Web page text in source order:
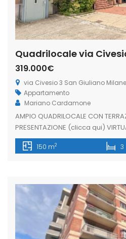
319.000€
via Civesio 3 San Giuliano
Appartamento
Mariano Cardamone
AMPIO QUADRILOCALE CON
PRESENTAZIONE (clicca qui)
comune di San Giuliano
Civesio, proponiamo ampio
faccia a vista e mantenuta in
150 m2 3